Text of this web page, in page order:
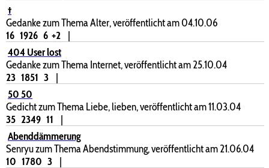
†
Gedanke zum Thema Alter, veröffentlicht am 04.10.06
16 1926 6 +2
|
404 User lost
Gedanke zum Thema Internet, veröffentlicht am 25.10.04
23 1851 3
|
50 50
Gedicht zum Thema Liebe, lieben, veröffentlicht am 11.03.04
35 2349 11
|
Abenddämmerung
Senryu zum Thema Abendstimmung, veröffentlicht am 21.06.04
10 1780 3
|